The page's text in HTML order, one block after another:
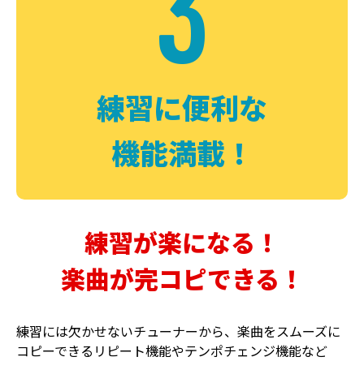
DELAY PHASER
練習に便利な
機能満載！
練習が楽になる！
楽曲が完コピできる！
練習には欠かせないチューナーから、楽曲をスムーズに
コピーできるリピート機能やテンポチェンジ機能など